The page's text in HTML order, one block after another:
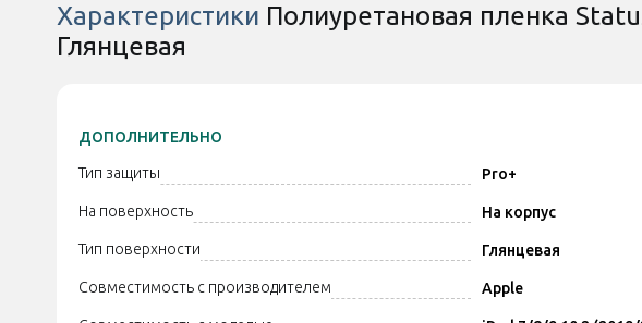
Характеристики Полиуретановая пленка
Глянцевая
ДОПОЛНИТЕЛЬНО
Тип защиты Pro+
На поверхность На корпус
Тип поверхности Глянцевая
Совместимость с производителем Apple